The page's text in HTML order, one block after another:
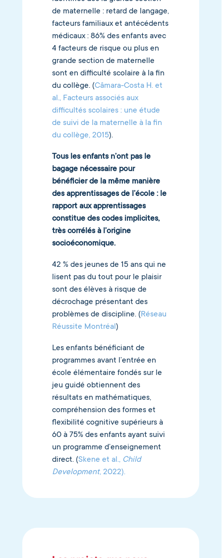
de maternelle : retard de langage,
facteurs familiaux et antécédents
médicaux : 86% des enfants avec
4 facteurs de risque ou plus en
grande section de maternelle
sont en difficulté scolaire à la fin
du collège. (Câmara-Costa H. et
al., Facteurs associés aux
difficultés scolaires : une étude
de suivi de la maternelle à la fin
du collège, 2015).
Tous les enfants n’ont pas le
bagage nécessaire pour
bénéficier de la même manière
des apprentissages de l’école : le
rapport aux apprentissages
constitue des codes implicites,
très corrélés à l’origine
socioéconomique.
42 % des jeunes de 15 ans qui ne
lisent pas du tout pour le plaisir
sont des élèves à risque de
décrochage présentant des
problèmes de discipline. (Réseau
Réussite Montréal )
Les enfants bénéficiant de
programmes avant l’entrée en
école élémentaire fondés sur le
jeu guidé obtiennent des
résultats en mathématiques,
compréhension des formes et
flexibilité cognitive supérieurs à
60 à 75% des enfants ayant suivi
un programme d’enseignement
direct. (Skene et al., Child
Development, 2022).